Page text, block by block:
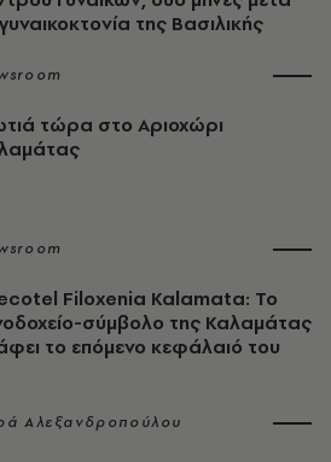
της Βασιλικής
τώρα στο Αριοχώρι
Filoxenia Kalamata: Το
σύμβολο της Καλαμάτας
το επόμενο κεφάλαιό του
Αλεξανδροπούλου